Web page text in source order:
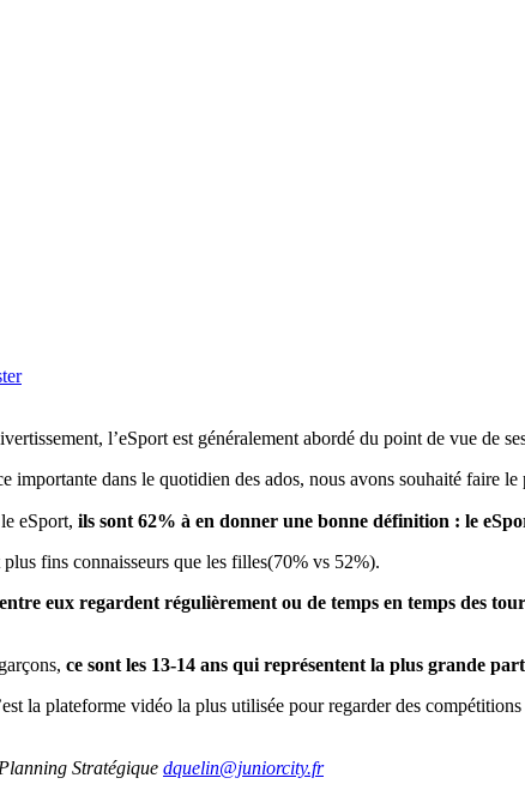
l’eSport est généralement abordé du point de vue de
importante dans le quotidien des ados, nous avons souhaité faire
eSport, ils sont 62% à en donner une bonne définition : le
fins connaisseurs que les filles(70% vs 52%).
eux regardent régulièrement ou de temps en temps des
ce sont les 13-14 ans qui représentent la plus grande
la plateforme vidéo la plus utilisée pour regarder des
Stratégique dquelin@juniorcity.fr